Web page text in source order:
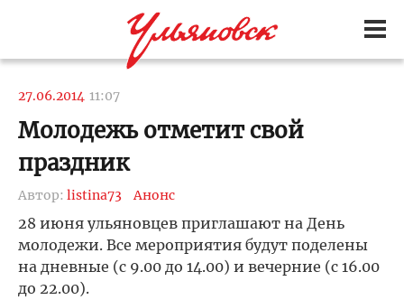
27.06.2014 11:07
Молодежь отметит свой
праздник
Автор: listina73 Анонс
28 июня ульяновцев приглашают на День
молодежи. Все мероприятия будут поделены
на дневные (с 9.00 до 14.00) и вечерние (с 16.00
до 22.00).